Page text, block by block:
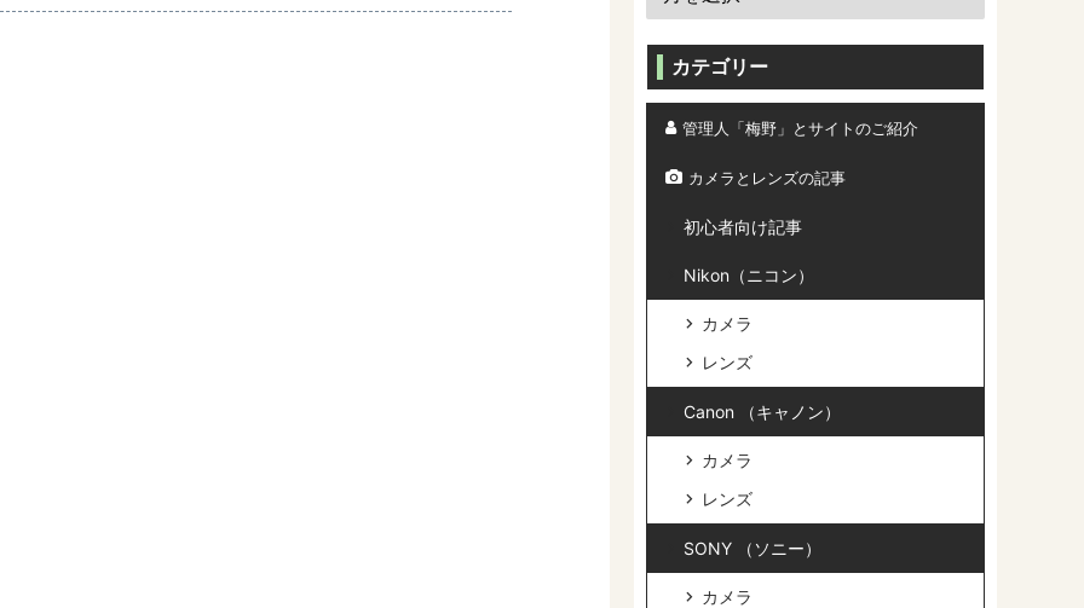
カテゴリー
管理人「梅野」とサイトのご紹介
カメラとレンズの記事
初心者向け記事
Nikon（ニコン）
カメラ
レンズ
Canon （キャノン）
カメラ
レンズ
SONY （ソニー）
カメラ